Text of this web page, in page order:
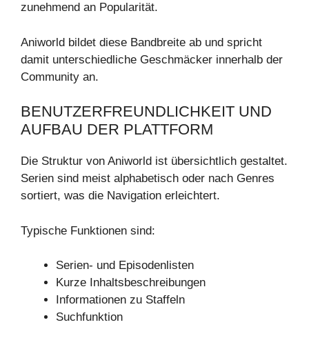
zunehmend an Popularität.
Aniworld bildet diese Bandbreite ab und spricht
damit unterschiedliche Geschmäcker innerhalb der
Community an.
BENUTZERFREUNDLICHKEIT UND
AUFBAU DER PLATTFORM
Die Struktur von Aniworld ist übersichtlich gestaltet.
Serien sind meist alphabetisch oder nach Genres
sortiert, was die Navigation erleichtert.
Typische Funktionen sind:
Serien- und Episodenlisten
Kurze Inhaltsbeschreibungen
Informationen zu Staffeln
Suchfunktion